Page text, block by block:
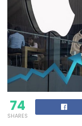
74
SHARES